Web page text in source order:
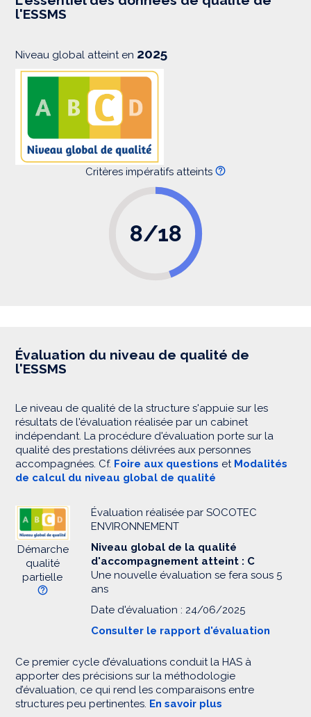
s
i
l'ESSMS
Niveau global atteint en 2025
Critères impératifs atteints
8/18
Évaluation du niveau de qualité de
l'ESSMS
Le niveau de qualité de la structure s'appuie sur les
résultats de l'évaluation réalisée par un cabinet
indépendant. La procédure d'évaluation porte sur la
qualité des prestations délivrées aux personnes
accompagnées. Cf. Foire aux questions et Modalités
de calcul du niveau global de qualité
Démarche
qualité
partielle
Évaluation réalisée par SOCOTEC
ENVIRONNEMENT
Niveau global de la qualité
d'accompagnement atteint : C
Une nouvelle évaluation se fera sous 5
ans
Date d'évaluation : 24/06/2025
Consulter le rapport d'évaluation
Ce premier cycle d’évaluations conduit la HAS à
apporter des précisions sur la méthodologie
d’évaluation, ce qui rend les comparaisons entre
structures peu pertinentes. En savoir plus